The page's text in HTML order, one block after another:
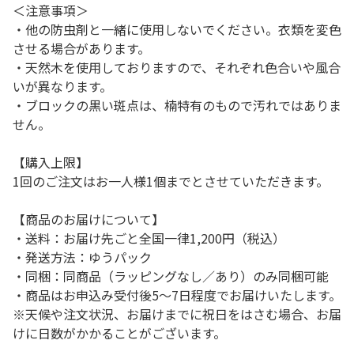
＜注意事項＞
・他の防虫剤と一緒に使用しないでください。衣類を変色
させる場合があります。
・天然木を使用しておりますので、それぞれ色合いや風合
いが異なります。
・ブロックの黒い斑点は、楠特有のもので汚れではありま
せん。
【購入上限】
1回のご注文はお一人様1個までとさせていただきます。
【商品のお届けについて】
・送料：お届け先ごと全国一律1,200円（税込）
・発送方法：ゆうパック
・同梱：同商品（ラッピングなし／あり）のみ同梱可能
・商品はお申込み受付後5～7日程度でお届けいたします。
※天候や注文状況、お届けまでに祝日をはさむ場合、お届
けに日数がかかることがございます。